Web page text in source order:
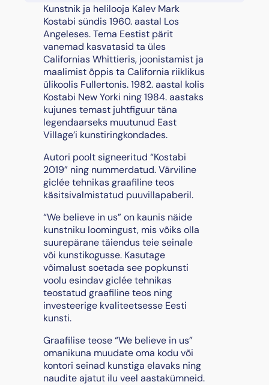
Kunstnik ja helilooja Kalev Mark
Kostabi sündis 1960. aastal Los
Angeleses. Tema Eestist pärit
vanemad kasvatasid ta üles
Californias Whittieris, joonistamist ja
maalimist õppis ta California riiklikus
ülikoolis Fullertonis. 1982. aastal kolis
Kostabi New Yorki ning 1984. aastaks
kujunes temast juhtfiguur täna
legendaarseks muutunud East
Village’i kunstiringkondades.
Autori poolt signeeritud “Kostabi
2019” ning nummerdatud. Värviline
giclée tehnikas graafiline teos
käsitsivalmistatud puuvillapaberil.
“We believe in us” on kaunis näide
kunstniku loomingust, mis võiks olla
suurepärane täiendus teie seinale
või kunstikogusse. Kasutage
võimalust soetada see popkunsti
voolu esindav giclée tehnikas
teostatud graafiline teos ning
investeerige kvaliteetsesse Eesti
kunsti.
Graafilise teose “We believe in us”
omanikuna muudate oma kodu või
kontori seinad kunstiga elavaks ning
naudite ajatut ilu veel aastakümneid.